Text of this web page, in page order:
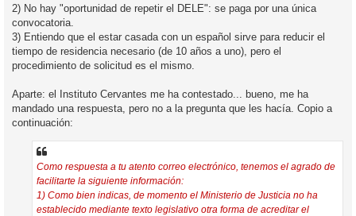
2) No hay "oportunidad de repetir el DELE": se paga por una única
convocatoria.
3) Entiendo que el estar casada con un español sirve para reducir el
tiempo de residencia necesario (de 10 años a uno), pero el
procedimiento de solicitud es el mismo.
Aparte: el Instituto Cervantes me ha contestado... bueno, me ha
mandado una respuesta, pero no a la pregunta que les hacía. Copio a
continuación:
Como respuesta a tu atento correo electrónico, tenemos el agrado de
facilitarte la siguiente información:
1) Como bien indicas, de momento el Ministerio de Justicia no ha
establecido mediante texto legislativo otra forma de acreditar el